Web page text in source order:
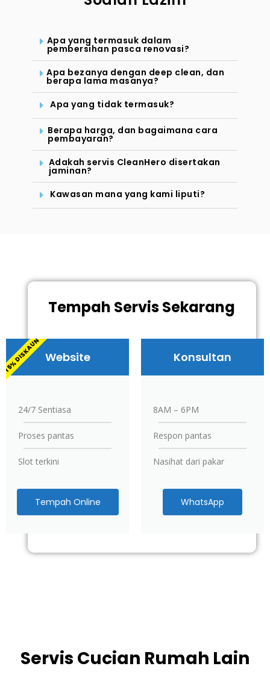
Apa yang termasuk dalam
pembersihan pasca renovasi?
Apa bezanya dengan deep clean, dan
berapa lama masanya?
Apa yang tidak termasuk?
Berapa harga, dan bagaimana cara
pembayaran?
Adakah servis CleanHero disertakan
jaminan?
Kawasan mana yang kami liputi?
Tempah Servis Sekarang
Website
24/7 Sentiasa
Proses pantas
Slot terkini
Tempah Online
15% DISKAUN Konsultan
8AM – 6PM
Respon pantas
Nasihat dari pakar
WhatsApp
Servis Cucian Rumah Lain